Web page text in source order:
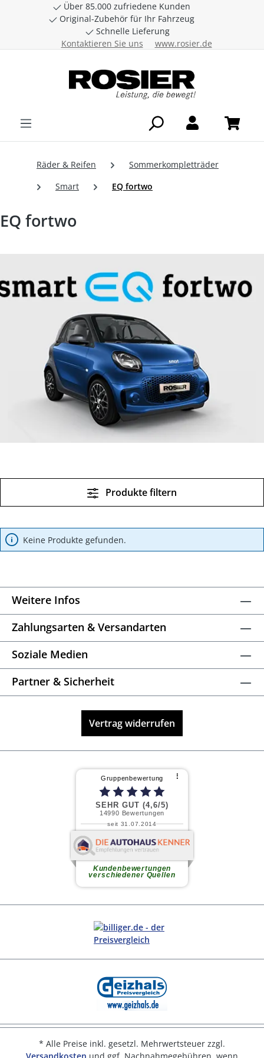
Zum Hauptinhalt springen
Über 85.000 zufriedene Kunden
Original-Zubehör für Ihr Fahrzeug
Schnelle Lieferung
Kontaktieren Sie uns
www.rosier.de
Räder & Reifen
Sommerkompletträder
Smart
EQ fortwo
EQ fortwo
Produkte filtern
Keine Produkte gefunden.
Weitere Infos
Zahlungsarten & Versandarten
Soziale Medien
Partner & Sicherheit
Vertrag widerrufen
* Alle Preise inkl. gesetzl. Mehrwertsteuer zzgl.